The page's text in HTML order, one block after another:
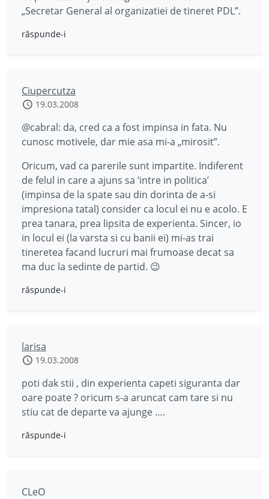
„Secretar General al organizatiei de tineret PDL”.
răspunde-i
Ciupercutza
19.03.2008
@cabral: da, cred ca a fost impinsa in fata. Nu
cunosc motivele, dar mie asa mi-a „mirosit”.
Oricum, vad ca parerile sunt impartite. Indiferent
de felul in care a ajuns sa ‘intre in politica’
(impinsa de la spate sau din dorinta de a-si
impresiona tatal) consider ca locul ei nu e acolo. E
prea tanara, prea lipsita de experienta. Sincer, io
in locul ei (la varsta si cu banii ei) mi-as trai
tineretea facand lucruri mai frumoase decat sa
ma duc la sedinte de partid. 😉
răspunde-i
larisa
19.03.2008
poti dak stii , din experienta capeti siguranta dar
oare poate ? oricum s-a aruncat cam tare si nu
stiu cat de departe va ajunge ….
răspunde-i
CLeO